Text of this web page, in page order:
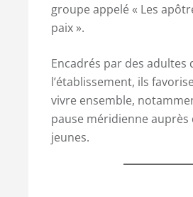
groupe appelé « Les
paix ».
Encadrés par des adultes
l’établissement, ils
vivre ensemble,
pause méridienne auprès
jeunes.